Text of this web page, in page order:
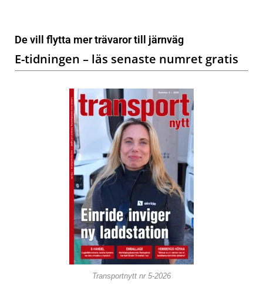
De vill flytta mer trävaror till järnväg
E-tidningen – läs senaste numret gratis
Transportnytt nr 5-2026